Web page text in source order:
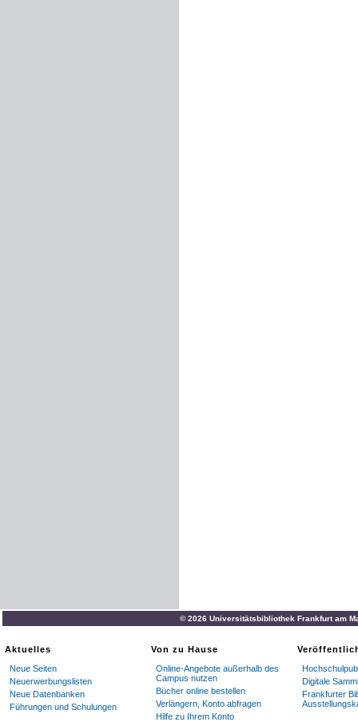
© 2026 Universitätsbibliothek Frankfurt am
Aktuelles
Neue Seiten
Neuerwerbungslisten
Neue Datenbanken
Führungen und Schulungen
Von zu Hause
Online-Angebote außerhalb des
Campus nutzen
Bücher online bestellen
Verlängern, Konto abfragen
Hilfe zu Ihrem Konto
Digitale
Frankfurter